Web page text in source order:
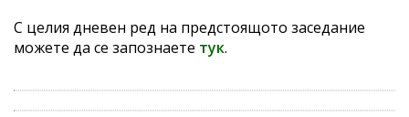
С целия дневен ред на предстоящото заседание
можете да се запознаете тук.